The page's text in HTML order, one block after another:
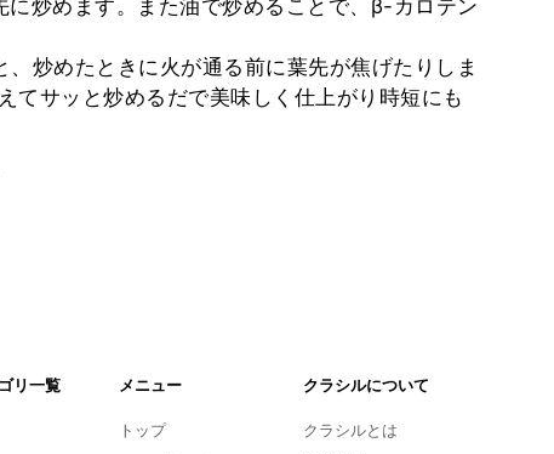
に炒めます。また油で炒めることで、β-カロテン
、炒めたときに火が通る前に葉先が焦げたりしま
てサッと炒めるだで美味しく仕上がり時短にも
リ一覧 メニュー
トップ
クラシルについて
クラシルとは